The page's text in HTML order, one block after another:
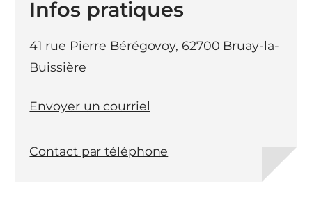
Infos pratiques
41 rue Pierre Bérégovoy, 62700 Bruay-la-
Buissière
Envoyer un courriel
Contact par téléphone